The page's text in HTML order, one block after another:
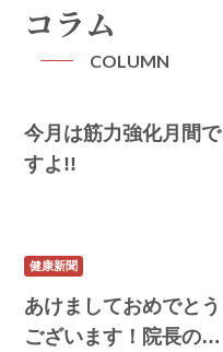
コラム
COLUMN
今月は筋力強化月間で
すよ!!
健康新聞
あけましておめでとう
ございます！院長の入